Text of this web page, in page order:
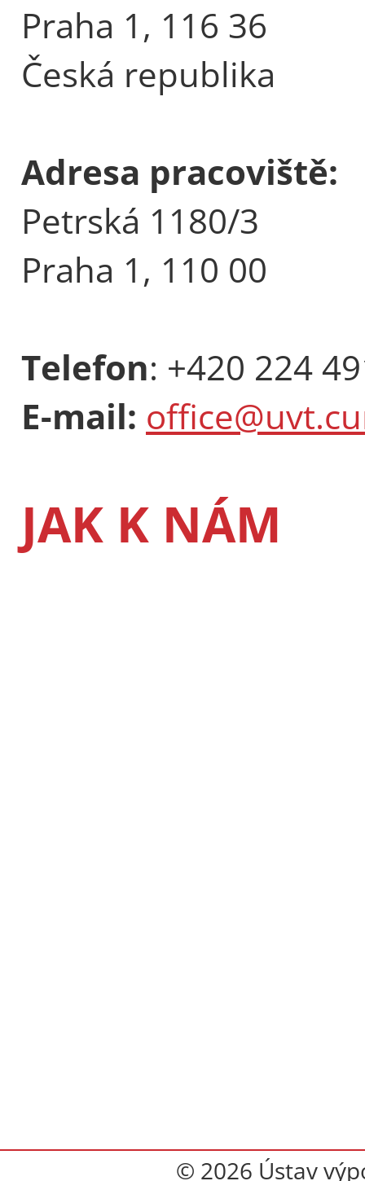
Praha 1, 116 36
Česká republika
Adresa pracoviště:
Petrská 1180/3
Praha 1, 110 00
Telefon: +420 224
E-mail:
JAK K NÁM
© 2026 Ústav